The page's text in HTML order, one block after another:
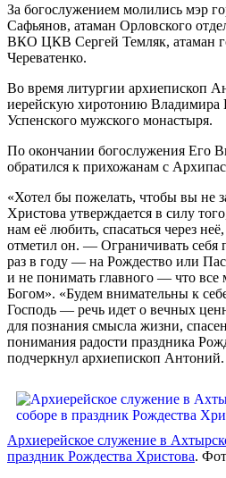
За богослужением молились мэр
Сафьянов, атаман Орловского
ВКО ЦКВ Сергей Темляк, атаман
Череватенко.
Во время литургии архиепископ
иерейскую хиротонию Владимира
Успенского мужского монастыря.
По окончании богослужения Его
обратился к прихожанам с
«Хотел бы пожелать, чтобы вы не
Христова утверждается в силу
нам её любить, спасаться через
отметил он. — Ограничивать себя
раз в году — на Рождество или
и не понимать главного — что все
Богом». «Будем внимательны к
Господь — речь идет о вечных
для познания смысла жизни,
понимания радости праздника
подчеркнул архиепископ Антоний.
Архиерейское служение в
праздник Рождества Христова.